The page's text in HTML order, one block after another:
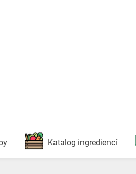
Katalog ingrediencí